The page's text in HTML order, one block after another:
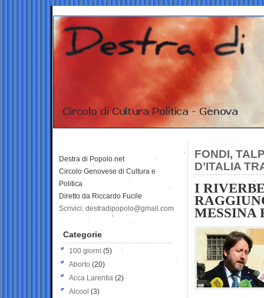
FONDI,
D’ITALIA
I
MESSINA
Destra di Popolo.net
Circolo Genovese di Cultura e
Politica
Diretto da Riccardo Fucile
Scrivici: destradipopolo@gmail.com
Categorie
100 giorni (5)
Aborto (20)
Acca Larentia (2)
Alcool (3)